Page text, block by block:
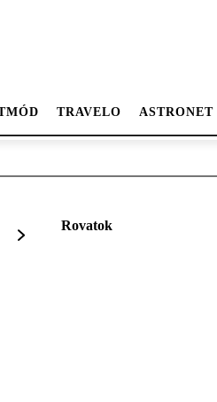
TRAVELO ASTRONET
Rovatok